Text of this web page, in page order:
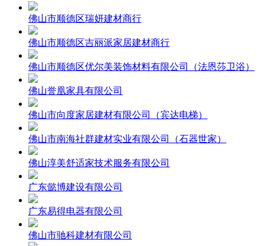
佛山市顺德区瑞妍建材商行
佛山市顺德区吉丽派家居建材商行
佛山市顺德区优尔美装饰材料有限公司（法恩莎卫浴）
佛山誉凰家具有限公司
佛山市向度家居建材有限公司（宾达电梯）
佛山市南海社群建材实业有限公司（石器世家）
佛山淳美舒适家技术服务有限公司
广东懿博建设有限公司
广东易得电器有限公司
佛山市驰科建材有限公司